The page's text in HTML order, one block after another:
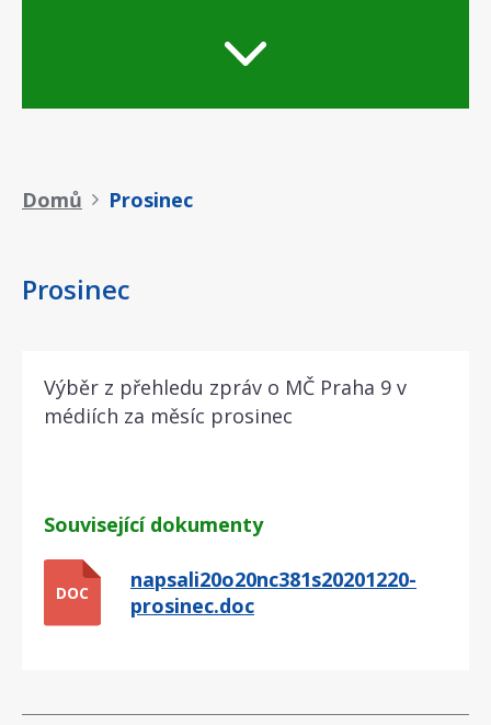
Drobečková
Domů Prosinec
Prosinec
Výběr z přehledu zpráv o MČ Praha 9 v
médiích za měsíc prosinec
Související dokumenty
DOC
napsali20o20nc381s20201220-
prosinec.doc